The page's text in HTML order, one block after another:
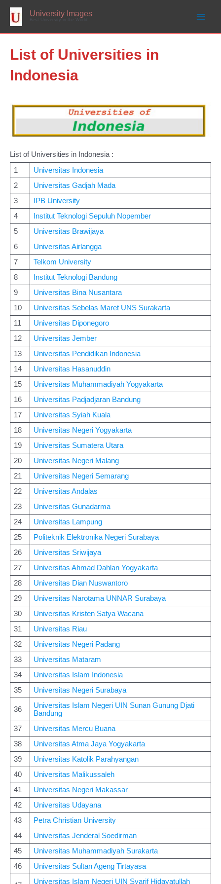
content
University Images
List of Universities in
Indonesia
List of Universities in Indonesia :
1
Universitas Indonesia
2
Universitas Gadjah Mada
3
IPB University
4
Institut Teknologi Sepuluh Nopember
5
Universitas Brawijaya
6
Universitas Airlangga
7
Telkom University
8
Institut Teknologi Bandung
9
Universitas Bina Nusantara
10
Universitas Sebelas Maret UNS Surakarta
11
Universitas Diponegoro
12
Universitas Jember
13
Universitas Pendidikan Indonesia
14
Universitas Hasanuddin
15
Universitas Muhammadiyah Yogyakarta
16
Universitas Padjadjaran Bandung
17
Universitas Syiah Kuala
18
Universitas Negeri Yogyakarta
19
Universitas Sumatera Utara
20
Universitas Negeri Malang
21
Universitas Negeri Semarang
22
Universitas Andalas
23
Universitas Gunadarma
24
Universitas Lampung
25
Politeknik Elektronika Negeri Surabaya
26
Universitas Sriwijaya
27
Universitas Ahmad Dahlan Yogyakarta
28
Universitas Dian Nuswantoro
29
Universitas Narotama UNNAR Surabaya
30
Universitas Kristen Satya Wacana
31
Universitas Riau
32
Universitas Negeri Padang
33
Universitas Mataram
34
Universitas Islam Indonesia
35
Universitas Negeri Surabaya
36
Universitas Islam Negeri UIN Sunan Gunung Djati
Bandung
37
Universitas Mercu Buana
38
Universitas Atma Jaya Yogyakarta
39
Universitas Katolik Parahyangan
40
Universitas Malikussaleh
41
Universitas Negeri Makassar
42
Universitas Udayana
43
Petra Christian University
44
Universitas Jenderal Soedirman
45
Universitas Muhammadiyah Surakarta
46
Universitas Sultan Ageng Tirtayasa
Universitas Islam Negeri UIN Syarif Hidayatullah